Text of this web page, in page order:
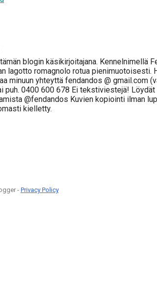
blogin käsikirjoitajana. Kennelnimellä
lagotto romagnolo rotua pienimuotoisesti.
minuun yhteyttä fendandos @ gmail.com
puh. 0400 600 678 Ei tekstiviestejä!
@fendandos Kuvien kopiointi ilman
kielletty.
- Privacy Policy